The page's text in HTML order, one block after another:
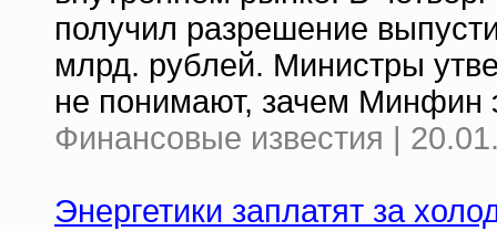
получил разрешение
млрд. рублей. Министры
не понимают, зачем Минфин
Финансовые известия |
Энергетики заплатят за